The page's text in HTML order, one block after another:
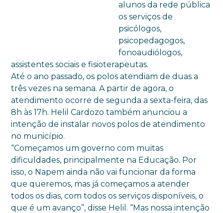
alunos da rede pública
os serviços de
psicólogos,
psicopedagogos,
fonoaudiólogos,
assistentes sociais e fisioterapeutas.
Até o ano passado, os polos atendiam de duas a
três vezes na semana. A partir de agora, o
atendimento ocorre de segunda a sexta-feira, das
8h às 17h. Helil Cardozo também anunciou a
intenção de instalar novos polos de atendimento
no município.
“Começamos um governo com muitas
dificuldades, principalmente na Educação. Por
isso, o Napem ainda não vai funcionar da forma
que queremos, mas já começamos a atender
todos os dias, com todos os serviços disponíveis, o
que é um avanço”, disse Helil. “Mas nossa intenção